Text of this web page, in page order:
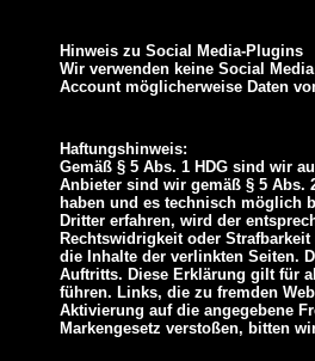
Hinweis zu Social Media-Plugins
Wir verwenden keine Social
Account möglicherweise Daten
Haftungshinweis:
Gemäß § 5 Abs. 1 HDG sind wir
Anbieter sind wir gemäß § 5 Abs.
haben und es technisch möglich
Dritter erfahren, wird der
Rechtswidrigkeit oder
die Inhalte der verlinkten Seiten.
Auftritts. Diese Erklärung gilt für
führen. Links, die zu fremden
Aktivierung auf die angegebene
Markengesetz verstoßen, bitten